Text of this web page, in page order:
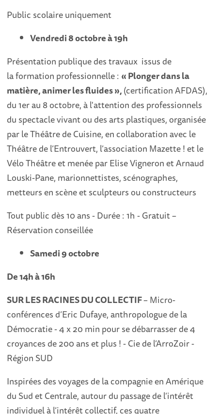
Public scolaire uniquement
Vendredi 8 octobre à 19h
Présentation publique des travaux issus de
la formation professionnelle : « Plonger dans la
matière, animer les fluides »,(certification AFDAS),
du 1er au 8 octobre, à l'attention des professionnels
du spectacle vivant ou des arts plastiques, organisée
par le Théâtre de Cuisine, en collaboration avec le
Théâtre de l’Entrouvert, l’association Mazette ! et le
Vélo Théâtre et menée par Elise Vigneron et Arnaud
Louski-Pane, marionnettistes, scénographes,
metteurs en scène et sculpteurs ou constructeurs
Tout public dès 10 ans - Durée : 1h - Gratuit –
Réservation conseillée
Samedi 9 octobre
De 14h à 16h
SUR LES RACINES DU COLLECTIF– Micro-
conférences d’Eric Dufaye, anthropologue de la
Démocratie - 4 x 20 min pour se débarrasser de 4
croyances de 200 ans et plus ! - Cie de l’ArroZoir -
Région SUD
Inspirées des voyages de la compagnie en Amérique
du Sud et Centrale, autour du passage de l’intérêt
individuel à l’intérêt collectif, ces quatre